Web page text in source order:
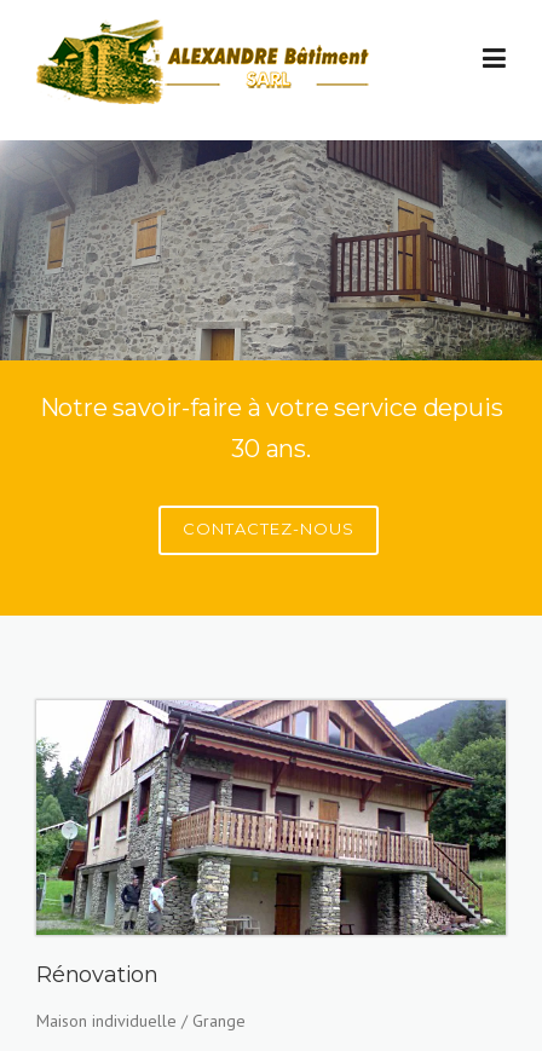
Notre savoir-faire à votre service depuis
30 ans.
CONTACTEZ-NOUS
Rénovation
Maison individuelle / Grange